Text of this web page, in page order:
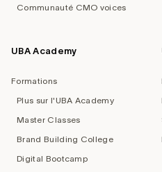
Communauté CMO voices
UBA Academy
Formations
Plus sur l'UBA Academy
Master Classes
Brand Building College
Digital Bootcamp